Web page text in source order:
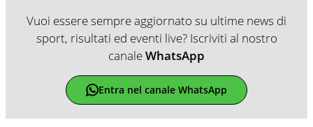
Vuoi essere sempre aggiornato su ultime news di
sport, risultati ed eventi live? Iscriviti al nostro
canaleWhatsApp
Entra nel canale WhatsApp